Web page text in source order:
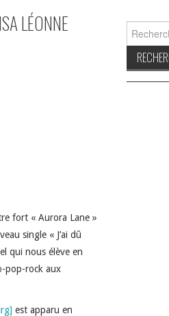
LÉONNE
fort « Aurora Lane »
single « J’ai dû
qui nous élève en
pop-rock aux
est apparu en